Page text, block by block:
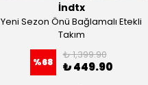
İndtx
Yeni Sezon Önü Bağlamalı Etekli
Takım
%68
₺ 1,399.90
₺ 449.90